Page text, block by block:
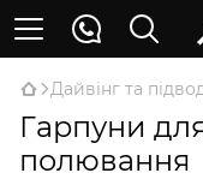
Дайвінг та
Гарпуни
полювання